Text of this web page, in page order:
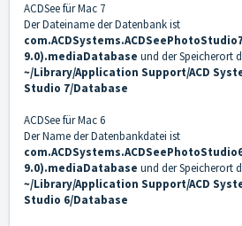
ACDSee für Mac 7
Der Dateiname der Datenbank ist
9.0).mediaDatabase und der Speicherort
~/Library/Application Support/ACD
Studio 7/Database
ACDSee für Mac 6
Der Name der Datenbankdatei ist
9.0).mediaDatabase und der Speicherort
~/Library/Application Support/ACD
Studio 6/Database